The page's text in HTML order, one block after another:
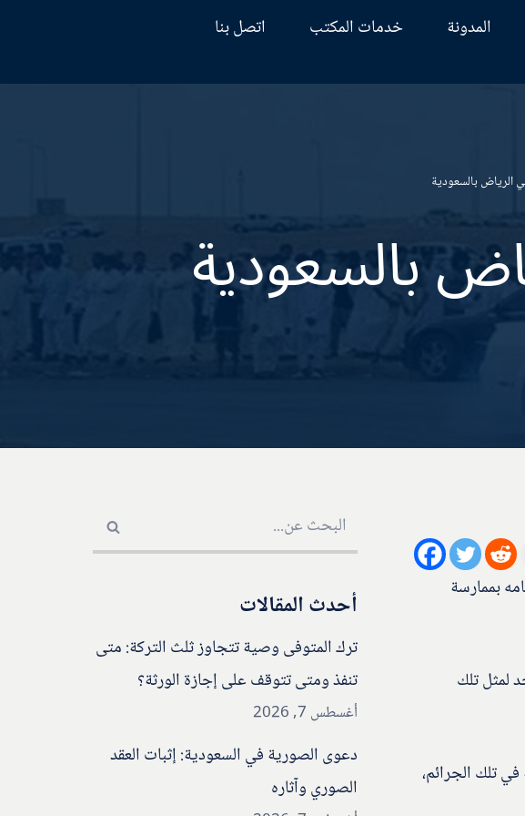
المدونة خدمات المكتب
اتصل بنا
الرياض بالسعودية
بالسعودية
بممارسة
لمثل تلك
تلك الجرائم،
أحدث المقالات
ترك المتوفى وصية تتجاوز ثلث التركة: متى
تنفذ ومتى تتوقف على إجازة الورثة؟
أغسطس 7, 2026
دعوى الصورية في السعودية: إثبات العقد
الصوري وآثاره